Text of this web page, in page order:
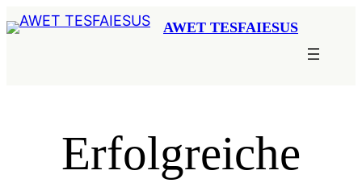
Zum
Inhalt
AWET TESFAIESUS
Erfolgreiche